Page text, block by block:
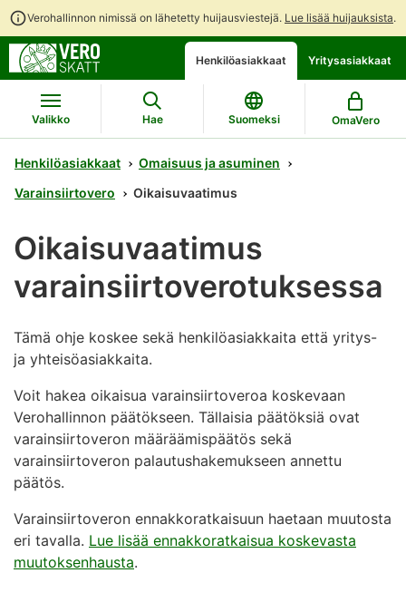
Verohallinnon nimissä on lähetetty huijausviestejä. Lue lisää huijauksista.
Siirry
suoraan
sisältöön
Siirry
koko
sivuston
hakuun
Avaa
chattibotin
keskustelu
Henkilöasiakkaat Yritysasiakkaat
Valikko Hae Suomeksi OmaVero
Henkilöasiakkaat
Omaisuus ja asuminen
Varainsiirtovero
Oikaisuvaatimus
Oikaisuvaatimus
varainsiirtoverotuksessa
Tämä ohje koskee sekä henkilöasiakkaita että yritys-
ja yhteisöasiakkaita.
Voit hakea oikaisua varainsiirtoveroa koskevaan
Verohallinnon päätökseen. Tällaisia päätöksiä ovat
varainsiirtoveron määräämispäätös sekä
varainsiirtoveron palautushakemukseen annettu
päätös.
Varainsiirtoveron ennakkoratkaisuun haetaan muutosta
eri tavalla. Lue lisää ennakkoratkaisua koskevasta
muutoksenhausta.